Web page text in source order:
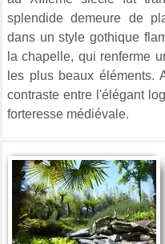
splendide demeure de
dans un style gothique
la chapelle, qui renferme
les plus beaux éléments.
contraste entre l'élégant
forteresse médiévale.